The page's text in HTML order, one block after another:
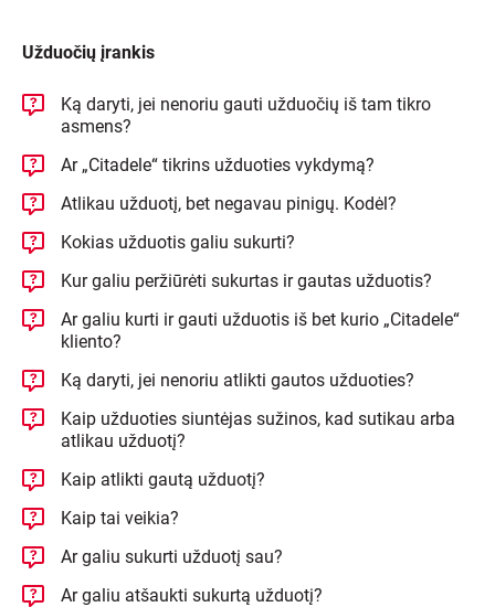
Užduočių įrankis
Ką daryti, jei nenoriu gauti užduočių iš tam tikro
asmens?
Ar „Citadele“ tikrins užduoties vykdymą?
Atlikau užduotį, bet negavau pinigų. Kodėl?
Kokias užduotis galiu sukurti?
Kur galiu peržiūrėti sukurtas ir gautas užduotis?
Ar galiu kurti ir gauti užduotis iš bet kurio „Citadele“
kliento?
Ką daryti, jei nenoriu atlikti gautos užduoties?
Kaip užduoties siuntėjas sužinos, kad sutikau arba
atlikau užduotį?
Kaip atlikti gautą užduotį?
Kaip tai veikia?
Ar galiu sukurti užduotį sau?
Ar galiu atšaukti sukurtą užduotį?